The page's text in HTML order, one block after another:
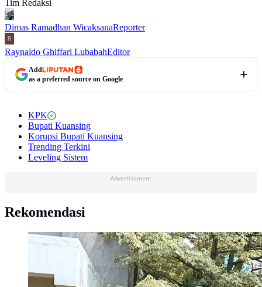
Tim Redaksi
Dimas Ramadhan WicaksanaReporter
Raynaldo Ghiffari LubabahEditor
Add
as a preferred source on Google
KPK
Bupati Kuansing
Korupsi Bupati Kuansing
Trending Terkini
Leveling Sistem
Advertisement
Rekomendasi